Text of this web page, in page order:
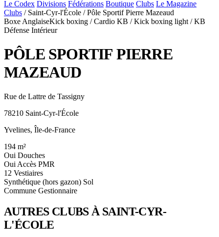
Le Codex Divisions Fédérations Boutique Clubs Le Magazine
Clubs / Saint-Cyr-l'École / Pôle Sportif Pierre Mazeaud
Boxe AnglaiseKick boxing / Cardio KB / Kick boxing light / KB
Défense Intérieur
PÔLE SPORTIF PIERRE
MAZEAUD
Rue de Lattre de Tassigny
78210 Saint-Cyr-l'École
Yvelines, Île-de-France
194 m²
Oui Douches
Oui Accès PMR
12 Vestiaires
Synthétique (hors gazon) Sol
Commune Gestionnaire
AUTRES CLUBS À SAINT-CYR-
L'ÉCOLE